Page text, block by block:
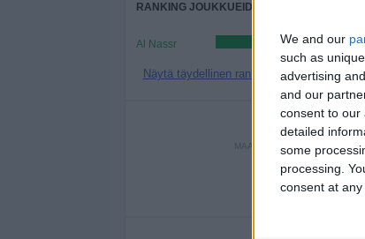
We and our
such as
advertising
and our
consent to our
detailed
some
processing.
consent at
RANKING JOUKKUEIDEN MUKAAN
Al Nassr
Näytä täydellinen ranking
MAANANTAI
-